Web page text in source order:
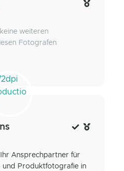
weiteren
Fotografen
Ansprechpartner für
und Produktfotografie in